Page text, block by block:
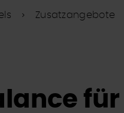
Zusatzangebote